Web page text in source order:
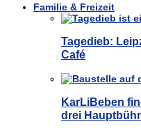
Familie & Freizeit
Tagedieb:
Café
KarLiBeben
drei